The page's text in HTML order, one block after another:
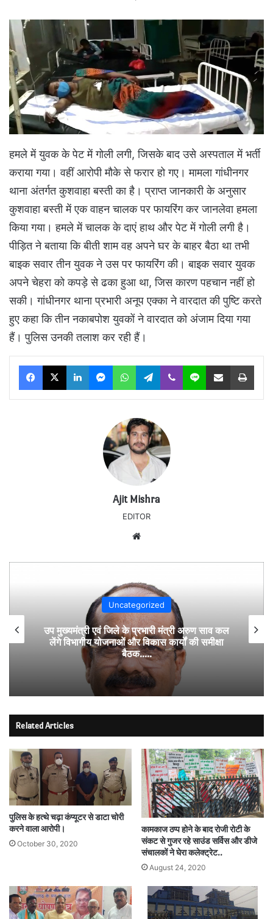
हमले में युवक के पेट में गोली लगी, जिसके बाद उसे अस्पताल में भर्ती
कराया गया। वहीं आरोपी मौके से फरार हो गए। मामला गांधीनगर
थाना अंतर्गत कुशवाहा बस्ती का है। प्राप्त जानकारी के अनुसार
कुशवाहा बस्ती में एक वाहन चालक पर फायरिंग कर जानलेवा हमला
किया गया। हमले में चालक के दाएं हाथ और पेट में गोली लगी है।
पीड़ित ने बताया कि बीती शाम वह अपने घर के बाहर बैठा था तभी
बाइक सवार तीन युवक ने उस पर फायरिंग की। बाइक सवार युवक
अपने चेहरा को कपड़े से ढका हुआ था, जिस कारण पहचान नहीं हो
सकी। गांधीनगर थाना प्रभारी अनूप एक्का ने वारदात की पुष्टि करते
हुए कहा कि तीन नकाबपोश युवकों ने वारदात को अंजाम दिया गया
हैं। पुलिस उनकी तलाश कर रही हैं।
Facebook
X LinkedInMessengerWhatsAppTelegram
Viber Line Share via Email Print
Ajit Mishra
EDITOR
Uncategorized
उप मुख्यमंत्री एवं जिले के प्रभारी मंत्री अरुण साव कल
लेंगे विभागीय योजनाओं और विकास कार्यों की समीक्षा
बैठक…..
Related Articles
पुलिस के हत्थे चढ़ा कंप्यूटर से डाटा चोरी
करने वाला आरोपी।
October 30, 2020
कामकाज ठप्प होने के बाद रोजी रोटी के
संकट से गुजर रहे साउंड सर्विस और डीजे
संचालकों ने घेरा कलेक्ट्रेट..
August 24, 2020